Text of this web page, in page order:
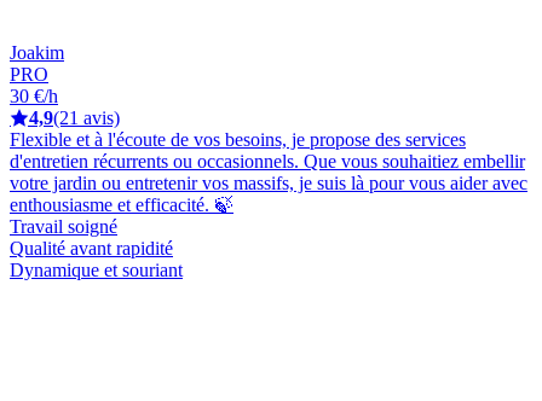
Joakim
PRO
30 €/h
4,9(21 avis)
Flexible et à l'écoute de vos besoins, je propose des services
d'entretien récurrents ou occasionnels. Que vous souhaitiez embellir
votre jardin ou entretenir vos massifs, je suis là pour vous aider avec
enthousiasme et efficacité. 🍃
Travail soigné
Qualité avant rapidité
Dynamique et souriant